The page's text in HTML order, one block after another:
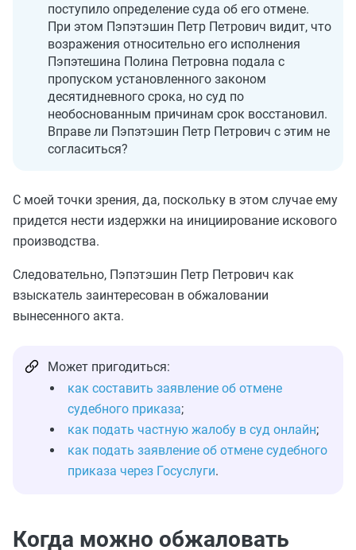
поступило определение суда об его отмене.
При этом Пэпэтэшин Петр Петрович видит, что
возражения относительно его исполнения
Пэпэтешина Полина Петровна подала с
пропуском установленного законом
десятидневного срока, но суд по
необоснованным причинам срок восстановил.
Вправе ли Пэпэтэшин Петр Петрович с этим не
согласиться?
С моей точки зрения, да, поскольку в этом случае ему
придется нести издержки на инициирование искового
производства.
Следовательно, Пэпэтэшин Петр Петрович как
взыскатель заинтересован в обжаловании
вынесенного акта.
Может пригодиться:
как составить заявление об отмене
судебного приказа;
как подать частную жалобу в суд онлайн;
как подать заявление об отмене судебного
приказа через Госуслуги.
Когда можно обжаловать